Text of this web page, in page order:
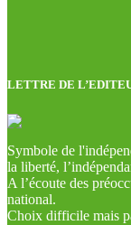
LETTRE DE
Symbole de
la liberté,
A l’écoute des
national.
Choix difficile mais